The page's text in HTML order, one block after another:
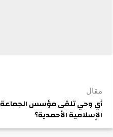
مقال
أي وحي تلقى مؤسس الجماعة
الإسلامية الأحمدية؟